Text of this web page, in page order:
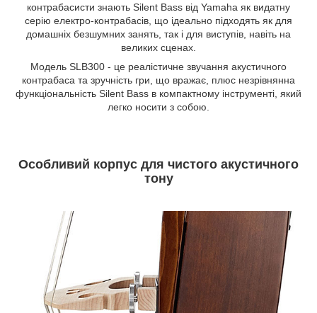
контрабасисти знають Silent Bass від Yamaha як видатну
серію електро-контрабасів, що ідеально підходять як для
домашніх безшумних занять, так і для виступів, навіть на
великих сценах.
Модель SLB300 - це реалістичне звучання акустичного
контрабаса та зручність гри, що вражає, плюс незрівнянна
функціональність Silent Bass в компактному інструменті, який
легко носити з собою.
Особливий корпус для чистого акустичного
тону